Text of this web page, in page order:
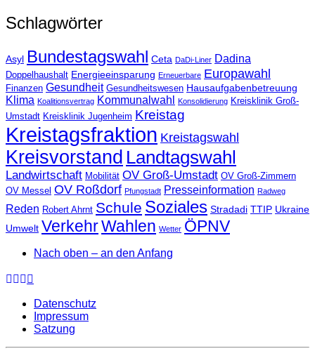
Schlagwörter
Asyl Bundestagswahl Ceta DaDi-Liner Dadina
Doppelhaushalt Energieeinsparung Erneuerbare Europawahl
Finanzen Gesundheit Gesundheitswesen Hausaufgabenbetreuung
Klima Koalitionsvertrag Kommunalwahl Konsolidierung Kreisklinik Groß-
Umstadt Kreisklinik Jugenheim Kreistag
Kreistagsfraktion Kreistagswahl
Kreisvorstand Landtagswahl
Landwirtschaft Mobilität OV Groß-Umstadt OV Groß-Zimmern
OV Messel OV Roßdorf Pfungstadt Presseinformation Radweg
Reden Robert Ahrnt Schule Soziales Stradadi TTIP Ukraine
Umwelt VerkehrWahlen Wetter ÖPNV
Nach oben – an den Anfang
Datenschutz
Impressum
Satzung